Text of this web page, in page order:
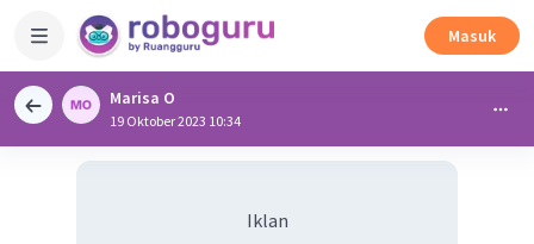
Masuk
Marisa O
19 Oktober 2023 10:34
Iklan